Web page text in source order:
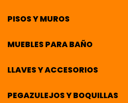
PISOS Y MUROS
MUEBLES PARA BAÑO
LLAVES Y ACCESORIOS
PEGAZULEJOS Y BOQUILLAS